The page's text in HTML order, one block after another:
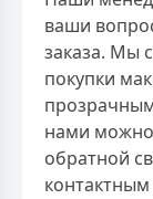
ваши
заказа. Мы
покупки
нами можно
обратной